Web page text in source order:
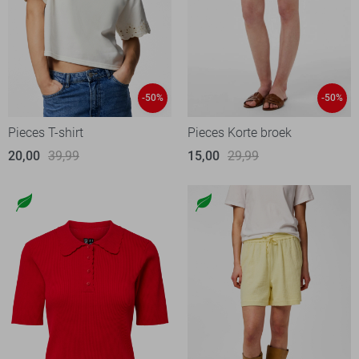
-50%
Pieces T-shirt
20,00 39,99
-50%
Pieces Korte broek
15,00 29,99